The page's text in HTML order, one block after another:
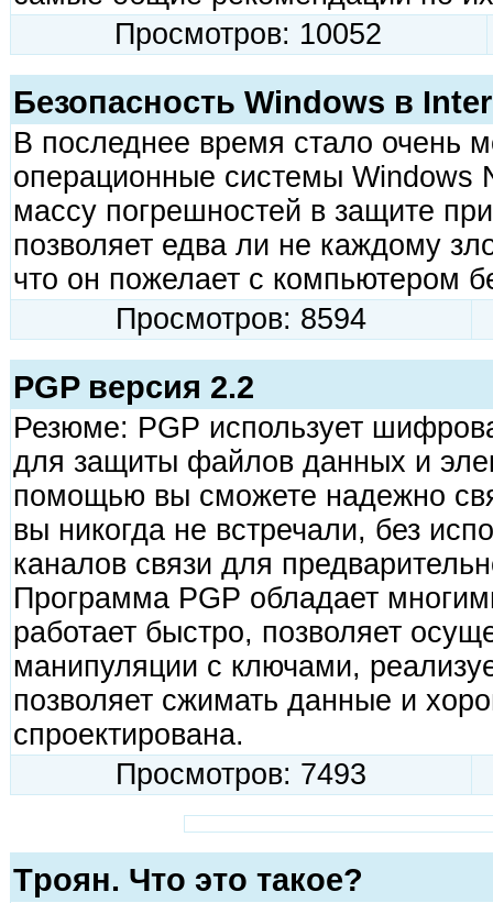
Просмотров: 10052
Безопасность Windows в
В последнее вpемя стало очень
опеpационные системы Windows
массу погpешностей в защите
позволяет едва ли не каждому
что он пожелает с компьютеpом
Просмотров: 8594
PGP версия 2.2
Резюме: PGP использует
для защиты файлов данных и
помощью вы сможете надежно
вы никогда не встречали, без
каналов связи для
Программа PGP обладает
работает быстро, позволяет
манипуляции с ключами,
позволяет сжимать данные и
спроектирована.
Просмотров: 7493
Тpоян. Что это такое?